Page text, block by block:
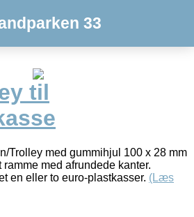
33
til
Trolley med gummihjul 100 x 28 mm
med afrundede kanter.
en eller to euro-plastkasser. (Læs